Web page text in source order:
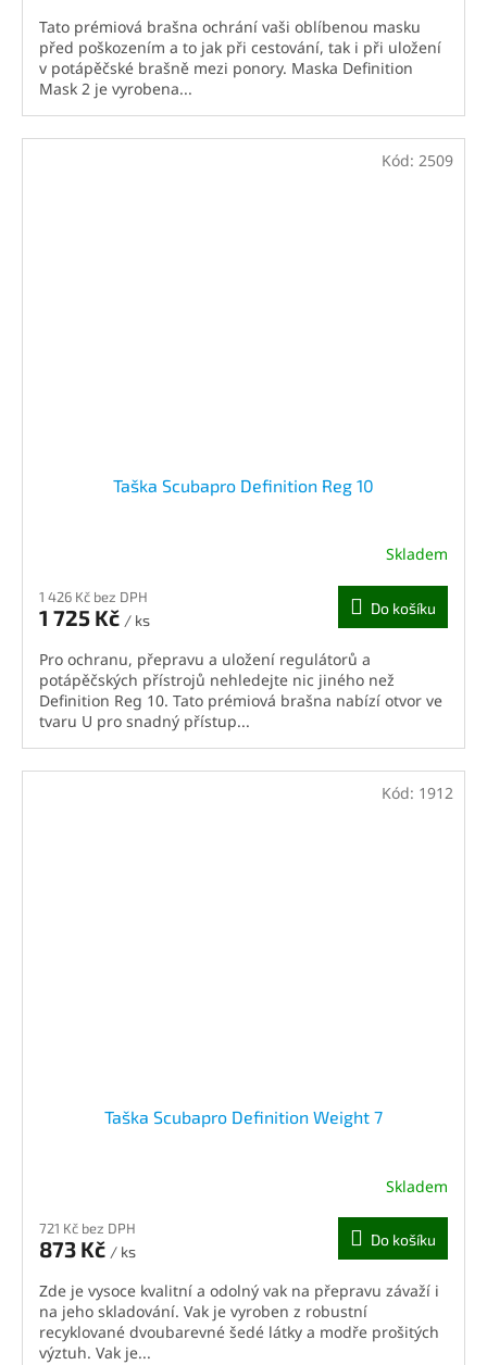
Tato prémiová brašna ochrání vaši oblíbenou masku
před poškozením a to jak při cestování, tak i při uložení
v potápěčské brašně mezi ponory. Maska Definition
Mask 2 je vyrobena...
Taška Scubapro Definition Reg 10
Skladem
1 426 Kč bez DPH
1 725 Kč / ks
Do košíku
Pro ochranu, přepravu a uložení regulátorů a
potápěčských přístrojů nehledejte nic jiného než
Definition Reg 10. Tato prémiová brašna nabízí otvor ve
tvaru U pro snadný přístup...
Kód: 2509
Taška Scubapro Definition Weight 7
Skladem
721 Kč bez DPH
873 Kč / ks
Do košíku
Zde je vysoce kvalitní a odolný vak na přepravu závaží i
na jeho skladování. Vak je vyroben z robustní
recyklované dvoubarevné šedé látky a modře prošitých
výztuh. Vak je...
Kód: 1912